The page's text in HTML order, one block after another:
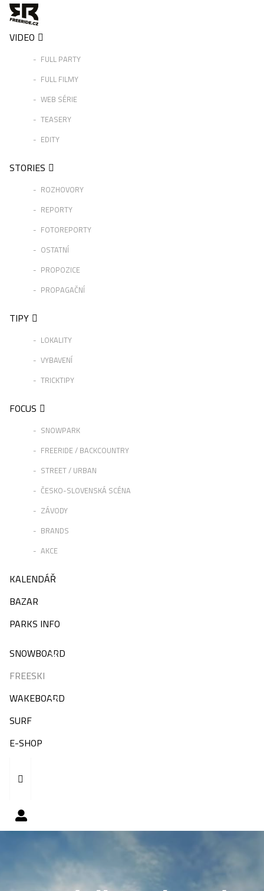
VIDEO
FULL PARTY
FULL FILMY
WEB SÉRIE
TEASERY
EDITY
STORIES
ROZHOVORY
REPORTY
FOTOREPORTY
OSTATNÍ
PROPOZICE
PROPAGAČNÍ
TIPY
LOKALITY
VYBAVENÍ
TRICKTIPY
FOCUS
SNOWPARK
FREERIDE / BACKCOUNTRY
STREET / URBAN
ČESKO-SLOVENSKÁ SCÉNA
ZÁVODY
BRANDS
AKCE
KALENDÁŘ
BAZAR
PARKS INFO
SNOWBOARD
FREESKI
WAKEBOARD
SURF
E-SHOP